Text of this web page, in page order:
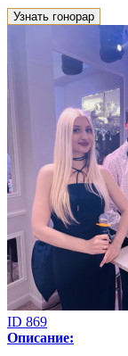
Узнать гонорар
ID 869
Описание: